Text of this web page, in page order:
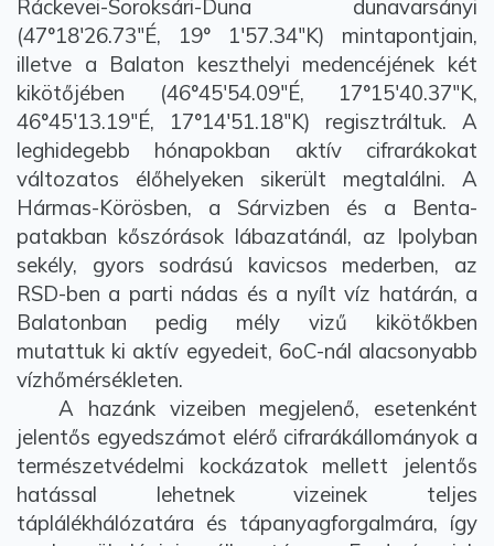
Ráckevei-Soroksári-Duna dunavarsányi
(47°18'26.73"É, 19° 1'57.34"K) mintapontjain,
illetve a Balaton keszthelyi medencéjének két
kikötőjében (46°45'54.09"É, 17°15'40.37"K,
46°45'13.19"É, 17°14'51.18"K) regisztráltuk. A
leghidegebb hónapokban aktív cifrarákokat
változatos élőhelyeken sikerült megtalálni. A
Hármas-Körösben, a Sárvizben és a Benta-
patakban kőszórások lábazatánál, az Ipolyban
sekély, gyors sodrású kavicsos mederben, az
RSD-ben a parti nádas és a nyílt víz határán, a
Balatonban pedig mély vizű kikötőkben
mutattuk ki aktív egyedeit, 6oC-nál alacsonyabb
vízhőmérsékleten.
A hazánk vizeiben megjelenő, esetenként
jelentős egyedszámot elérő cifrarákállományok a
természetvédelmi kockázatok mellett jelentős
hatással lehetnek vizeinek teljes
táplálékhálózatára és tápanyagforgalmára, így